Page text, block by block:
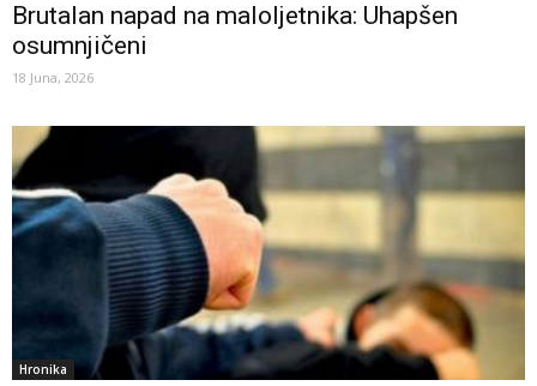
Brutalan napad na maloljetnika: Uhapšen
osumnjičeni
18 Juna, 2026
Hronika